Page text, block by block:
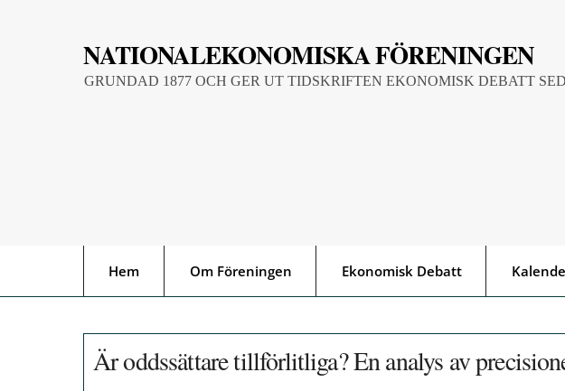
NATIONALEKONOMISKA FÖRENINGEN
GRUNDAD 1877 OCH GER UT TIDSKRIFTEN EKONOMISK DEBATT
Hem Om Föreningen Ekonomisk Debatt
Är oddssättare tillförlitliga? En analys av